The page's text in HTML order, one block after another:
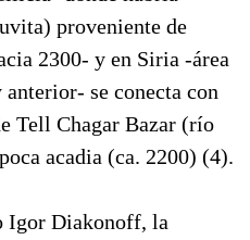
proveniente de
2300- y en Siria -área
se conecta con
Tell Chagar Bazar (río
acadia (ca. 2200) (4).
Igor Diakonoff, la